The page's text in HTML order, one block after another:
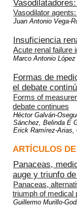
Vasodilator
Juan Antonio Vega-
Insuficiencia
Acute renal failure
Marco Antonio López
Formas de
el debate
Forms of
debate continues
Héctor Galván-
Sánchez, Belinda E
Erick Ramírez-Arias,
ARTÍCULOS
Panaceas,
auge y triunfo
Panaceas,
triumph of medical
Guillermo Murillo-